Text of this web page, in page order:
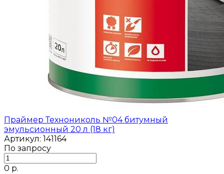
Праймер Технониколь №04 битумный
эмульсионный 20 л (18 кг)
Артикул: 141164
По запросу
0 р.